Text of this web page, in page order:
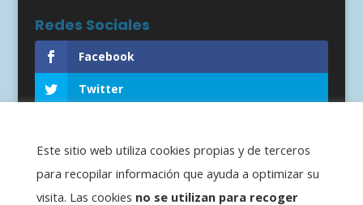
Redes Sociales
Facebook
Twitter
Este sitio web utiliza cookies propias y de terceros
para recopilar información que ayuda a optimizar su
visita. Las cookies no se utilizan para recoger